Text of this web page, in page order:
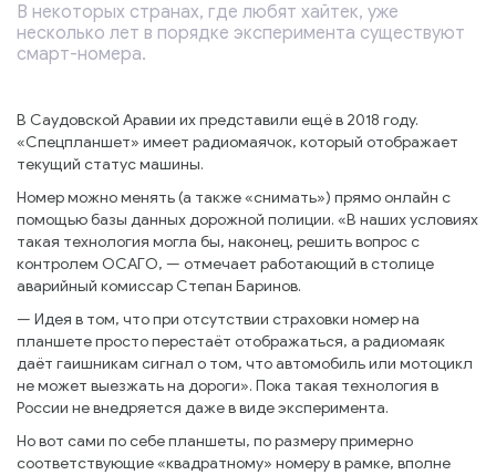
В некоторых странах, где любят хайтек, уже
несколько лет в порядке эксперимента существуют
смарт-номера.
В Саудовской Аравии их представили ещё в 2018 году.
«Спецпланшет» имеет радиомаячок, который отображает
текущий статус машины.
Номер можно менять (а также «снимать») прямо онлайн с
помощью базы данных дорожной полиции. «В наших условиях
такая технология могла бы, наконец, решить вопрос с
контролем ОСАГО, — отмечает работающий в столице
аварийный комиссар Степан Баринов.
— Идея в том, что при отсутствии страховки номер на
планшете просто перестаёт отображаться, а радиомаяк
даёт гаишникам сигнал о том, что автомобиль или мотоцикл
не может выезжать на дороги». Пока такая технология в
России не внедряется даже в виде эксперимента.
Но вот сами по себе планшеты, по размеру примерно
соответствующие «квадратному» номеру в рамке, вполне